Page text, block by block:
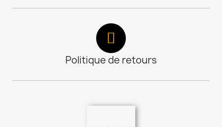
Politique de retours